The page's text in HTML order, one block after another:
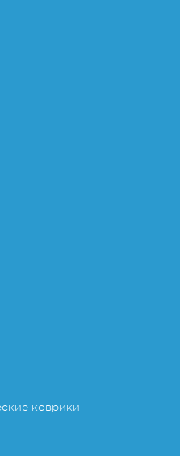
коврики